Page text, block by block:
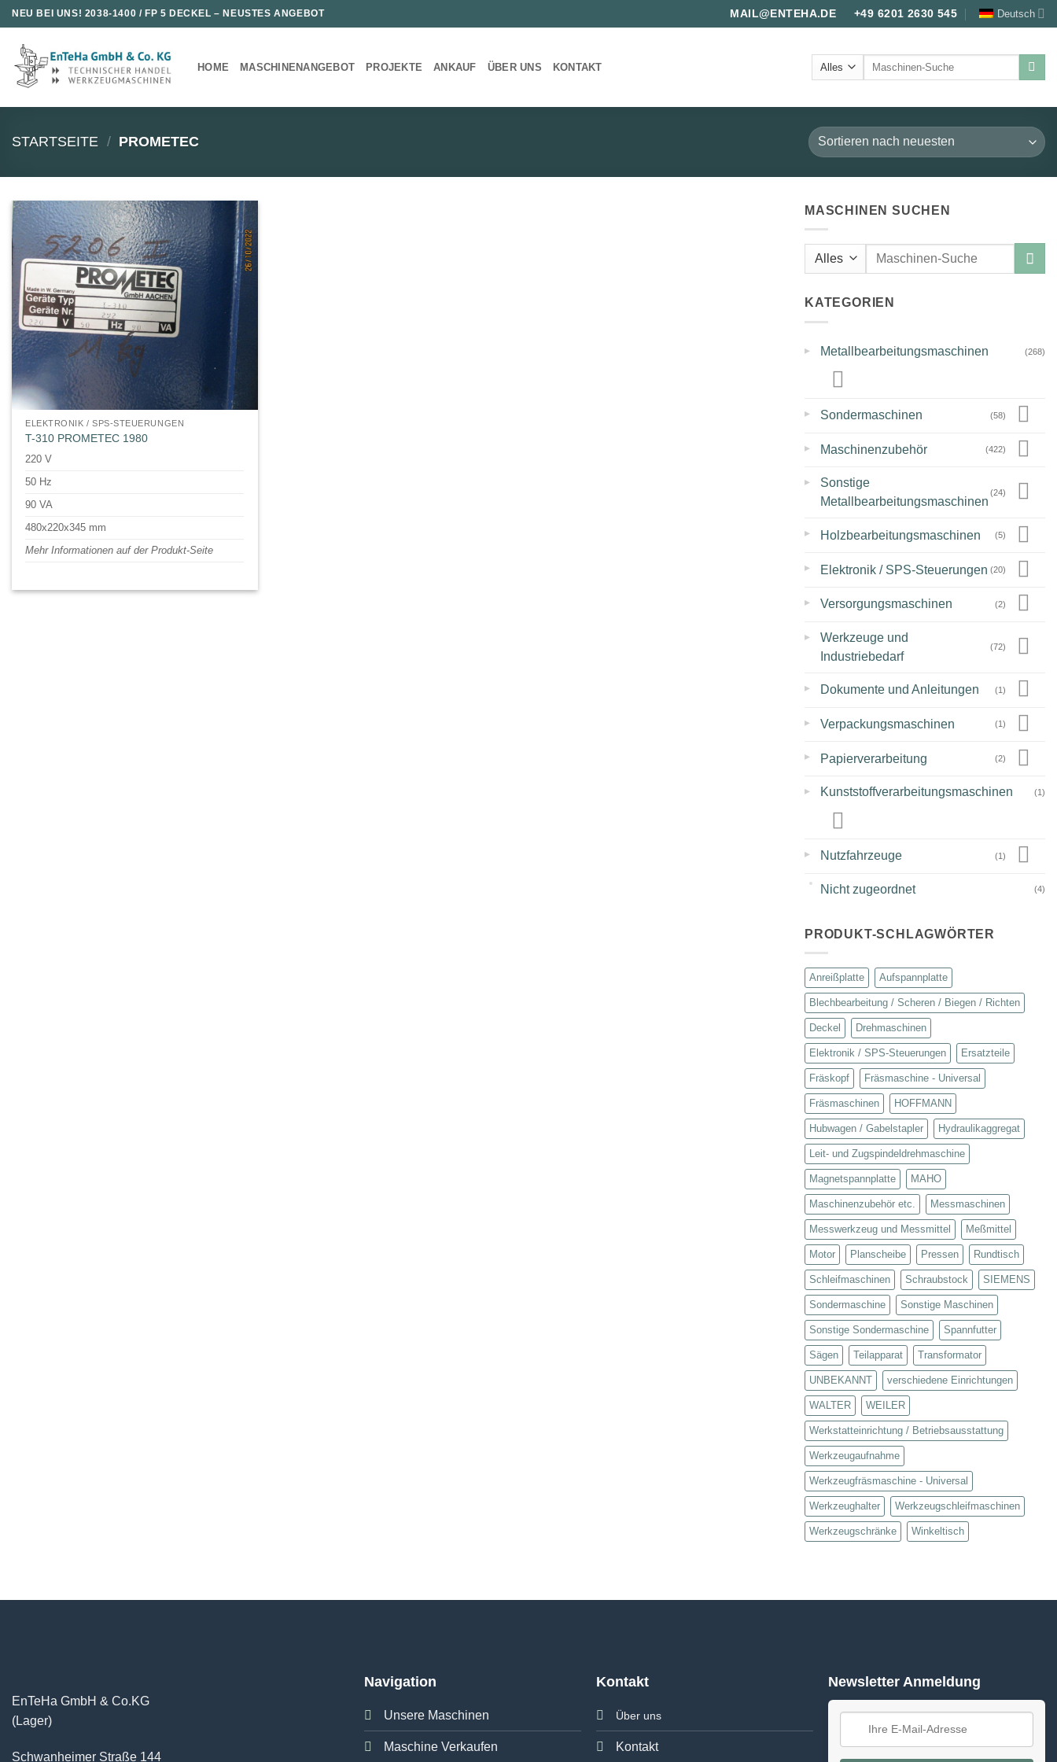
Zum
Inhalt
springen
NEU BEI UNS! 2038-1400 / FP 5 DECKEL – NEUSTES ANGEBOT MAIL@ENTEHA.DE +49 6201 2630 545 Deutsch
HOME MASCHINENANGEBOT PROJEKTE ANKAUF ÜBER UNS KONTAKT
Suche
STARTSEITE / PROMETEC
ELEKTRONIK / SPS-STEUERUNGEN
T-310 PROMETEC 1980
220 V
50 Hz
90 VA
480x220x345 mm
Mehr Informationen auf der Produkt-Seite
MASCHINEN SUCHEN
Suche
KATEGORIEN
▸ Metallbearbeitungsmaschinen (268)
▸ Sondermaschinen (58)
▸ Maschinenzubehör (422)
▸
Sonstige
Metallbearbeitungsmaschinen
(24)
▸ Holzbearbeitungsmaschinen (5)
▸ Elektronik / SPS-Steuerungen (20)
▸ Versorgungsmaschinen (2)
▸
Werkzeuge und
Industriebedarf
(72)
▸ Dokumente und Anleitungen (1)
▸ Verpackungsmaschinen (1)
▸ Papierverarbeitung (2)
▸ Kunststoffverarbeitungsmaschinen (1)
▸ Nutzfahrzeuge (1)
Nicht zugeordnet (4)
PRODUKT-SCHLAGWÖRTER
Anreißplatte Aufspannplatte
Blechbearbeitung / Scheren / Biegen / Richten
Deckel Drehmaschinen
Elektronik / SPS-Steuerungen Ersatzteile
Fräskopf Fräsmaschine - Universal
Fräsmaschinen HOFFMANN
Hubwagen / Gabelstapler Hydraulikaggregat
Leit- und Zugspindeldrehmaschine
Magnetspannplatte MAHO
Maschinenzubehör etc. Messmaschinen
Messwerkzeug und Messmittel Meßmittel
Motor Planscheibe Pressen Rundtisch
Schleifmaschinen Schraubstock SIEMENS
Sondermaschine Sonstige Maschinen
Sonstige Sondermaschine Spannfutter
Sägen Teilapparat Transformator
UNBEKANNT verschiedene Einrichtungen
WALTER WEILER
Werkstatteinrichtung / Betriebsausstattung
Werkzeugaufnahme
Werkzeugfräsmaschine - Universal
Werkzeughalter Werkzeugschleifmaschinen
Werkzeugschränke Winkeltisch
EnTeHa GmbH & Co.KG
(Lager)
Schwanheimer Straße 144
Navigation
Unsere Maschinen
Maschine Verkaufen
Kontakt
Über uns
Kontakt
Newsletter Anmeldung